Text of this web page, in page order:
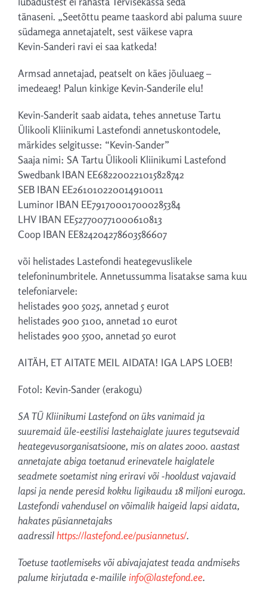
tänaseni. „Seetõttu peame taaskord abi paluma suure
südamega annetajatelt, sest väikese vapra
Kevin-Sanderi ravi ei saa katkeda!
Armsad annetajad, peatselt on käes jõuluaeg –
imedeaeg! Palun kinkige Kevin-Sanderile elu!
Kevin-Sanderit saab aidata, tehes annetuse Tartu
Ülikooli Kliinikumi Lastefondi annetuskontodele,
märkides selgitusse: “Kevin-Sander”
Saaja nimi: SA Tartu Ülikooli Kliinikumi Lastefond
Swedbank IBAN EE682200221015828742
SEB IBAN EE261010220014910011
Luminor IBAN EE791700017000285384
LHV IBAN EE527700771000610813
Coop IBAN EE824204278603586607
või helistades Lastefondi heategevuslikele
telefoninumbritele. Annetussumma lisatakse sama kuu
telefoniarvele:
helistades 900 5025, annetad 5 eurot
helistades 900 5100, annetad 10 eurot
helistades 900 5500, annetad 50 eurot
AITÄH, ET AITATE MEIL AIDATA! IGA LAPS LOEB!
Fotol: Kevin-Sander (erakogu)
SA TÜ Kliinikumi Lastefond on üks vanimaid ja
suuremaid üle-eestilisi lastehaiglate juures tegutsevaid
heategevusorganisatsioone, mis on alates 2000. aastast
annetajate abiga toetanud erinevatele haiglatele
seadmete soetamist ning eriravi või -hooldust vajavaid
lapsi ja nende peresid kokku ligikaudu 18 miljoni euroga.
Lastefondi vahendusel on võimalik haigeid lapsi aidata,
hakates püsiannetajaks
aadressilhttps://lastefond.ee/pusiannetus/.
Toetuse taotlemiseks või abivajajatest teada andmiseks
palume kirjutada e-mailile info@lastefond.ee.